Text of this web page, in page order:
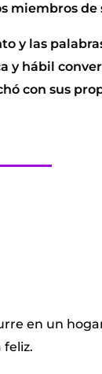
miembros de
y las
y hábil
con sus
en un
feliz.